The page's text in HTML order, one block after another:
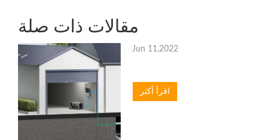
مقالات ذات صلة
Jun 11,2022
اقرأ أكثر